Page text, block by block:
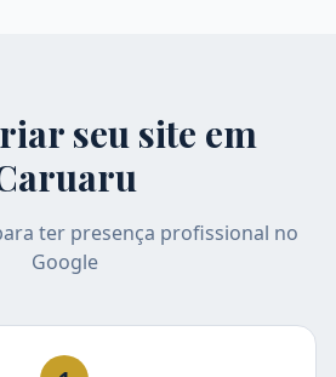
seu site em
ter presença profissional no
Google